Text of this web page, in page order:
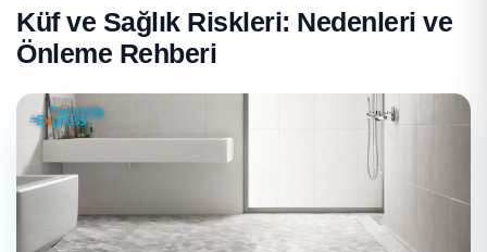
TemizlikExpress
Küf ve Sağlık Riskleri:
Önleme Rehberi